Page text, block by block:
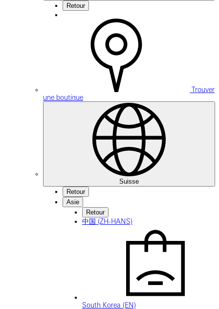
Retour
Trouver
une boutique
Suisse
Retour
Asie
Retour
中国 (ZH-HANS)
South Korea (EN)